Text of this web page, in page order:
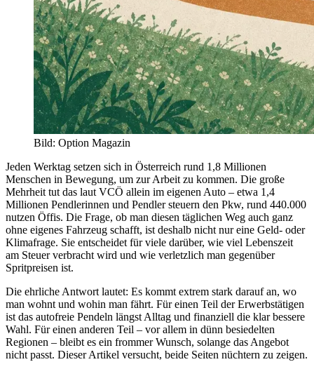
Bild: Option Magazin
Jeden Werktag setzen sich in Österreich rund 1,8 Millionen
Menschen in Bewegung, um zur Arbeit zu kommen. Die große
Mehrheit tut das laut VCÖ allein im eigenen Auto – etwa 1,4
Millionen Pendlerinnen und Pendler steuern den Pkw, rund 440.000
nutzen Öffis. Die Frage, ob man diesen täglichen Weg auch ganz
ohne eigenes Fahrzeug schafft, ist deshalb nicht nur eine Geld- oder
Klimafrage. Sie entscheidet für viele darüber, wie viel Lebenszeit
am Steuer verbracht wird und wie verletzlich man gegenüber
Spritpreisen ist.
Die ehrliche Antwort lautet: Es kommt extrem stark darauf an, wo
man wohnt und wohin man fährt. Für einen Teil der Erwerbstätigen
ist das autofreie Pendeln längst Alltag und finanziell die klar bessere
Wahl. Für einen anderen Teil – vor allem in dünn besiedelten
Regionen – bleibt es ein frommer Wunsch, solange das Angebot
nicht passt. Dieser Artikel versucht, beide Seiten nüchtern zu zeigen.